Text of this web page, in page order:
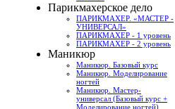
Парикмахерское дело
ПАРИКМАХЕР. «МАСТЕР -
УНИВЕРСАЛ»
ПАРИКМАХЕР - 1 уровень
ПАРИКМАХЕР - 2 уровень
Маникюр
Маникюр. Базовый курс
Маникюр. Моделирование
ногтей
Маникюр. Мастер-
универсал (Базовый курс +
Моделирование ногтей)